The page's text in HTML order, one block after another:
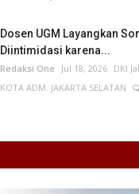
Dosen UGM Layangkan
Diintimidasi karena...
Redaksi One Jul 18, 2026 DKI
KOTA ADM. JAKARTA SELATAN